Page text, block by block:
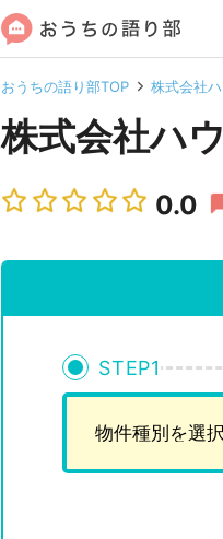
おうちの語り部TOP 株式会社
株式会社ハ
0.0
STEP1